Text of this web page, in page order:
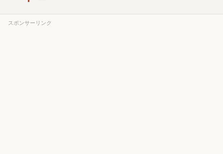
スポンサーリンク